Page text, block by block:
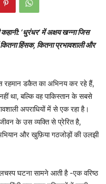
‘धुरंधर’ में अक्षय खन्ना जिस
हिंसक, कितना प्रभावशाली और
रहमान डकैत का अभिनय कर रहे हैं,
था, बल्कि वह पाकिस्तान के सबसे
अपराधियों में से एक रहा है।
के उस व्यक्ति से प्रेरित है,
और खुफ़िया गठजोड़ों की उलझी
घटना सामने आती है -एक वरिष्ठ